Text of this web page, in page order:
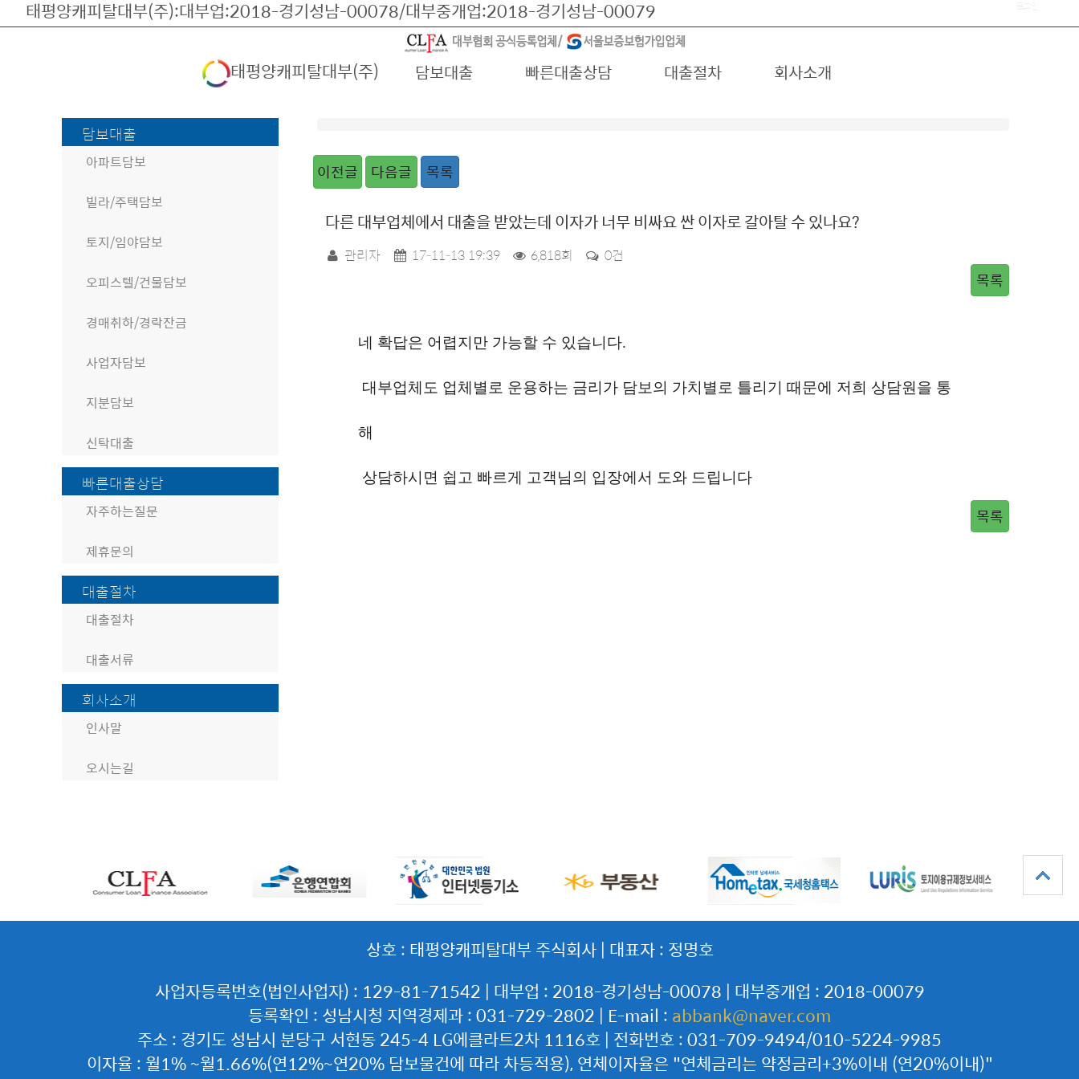
태평양캐피탈대부(주):대부업:2018-경기성남-00078/대부중개업:2018-경기성남-00079
태평양캐피탈대부(주) 담보대출 빠른대출상담 대출절차 회사소개
담보대출
아파트담보
빌라/주택담보
토지/임야담보
오피스텔/건물담보
경매취하/경락잔금
사업자담보
지분담보
신탁대출
빠른대출상담
자주하는질문
제휴문의
대출절차
대출절차
대출서류
회사소개
인사말
오시는길
주
하
는
문
이전글 다음글 목록
다른 대부업체에서 대출을 받았는데 이자가 너무 비싸요 싼 이자로 갈아탈 수 있나요?
페
이
관리자 17-11-13 19:39 6,818회 0건
목록
네 확답은 어렵지만 가능할 수 있습니다.
대부업체도 업체별로 운용하는 금리가 담보의 가치별로 틀리기 때문에 저희 상담원을 통
해
상담하시면 쉽고 빠르게 고객님의 입장에서 도와 드립니다
목록
상호 : 태평양캐피탈대부 주식회사 | 대표자 : 정명호
사업자등록번호(법인사업자) : 129-81-71542 | 대부업 : 2018-경기성남-00078 | 대부중개업 : 2018-00079
등록확인 : 성남시청 지역경제과 : 031-729-2802 | E-mail : abbank@naver.com
주소 : 경기도 성남시 분당구 서현동 245-4 LG에클라트2차 1116호 | 전화번호 : 031-709-9494/010-5224-9985
이자율 : 월1% ~월1.66%(연12%~연20% 담보물건에 따라 차등적용), 연체이자율은 "연체금리는 약정금리+3%이내 (연20%이내)"